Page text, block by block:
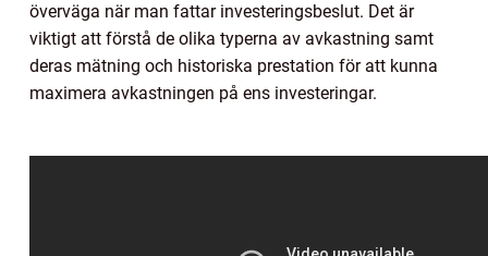
överväga när man fattar investeringsbeslut. Det är
viktigt att förstå de olika typerna av avkastning samt
deras mätning och historiska prestation för att kunna
maximera avkastningen på ens investeringar.